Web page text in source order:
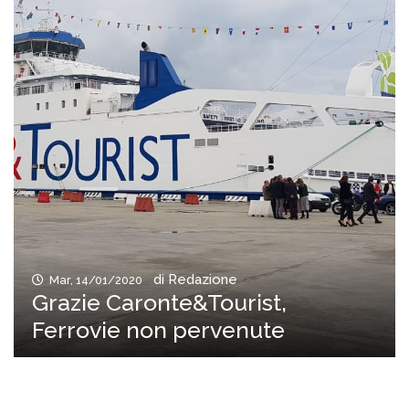
Mar, 14/01/2020 di Redazione
Grazie Caronte&Tourist,
Ferrovie non pervenute